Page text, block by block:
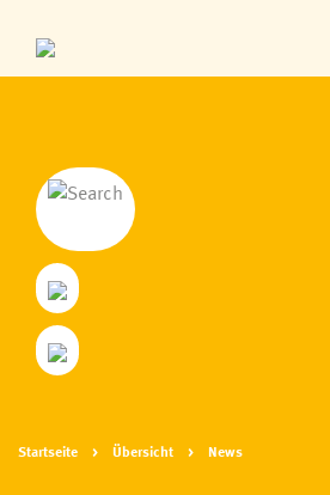
Startseite Übersicht News